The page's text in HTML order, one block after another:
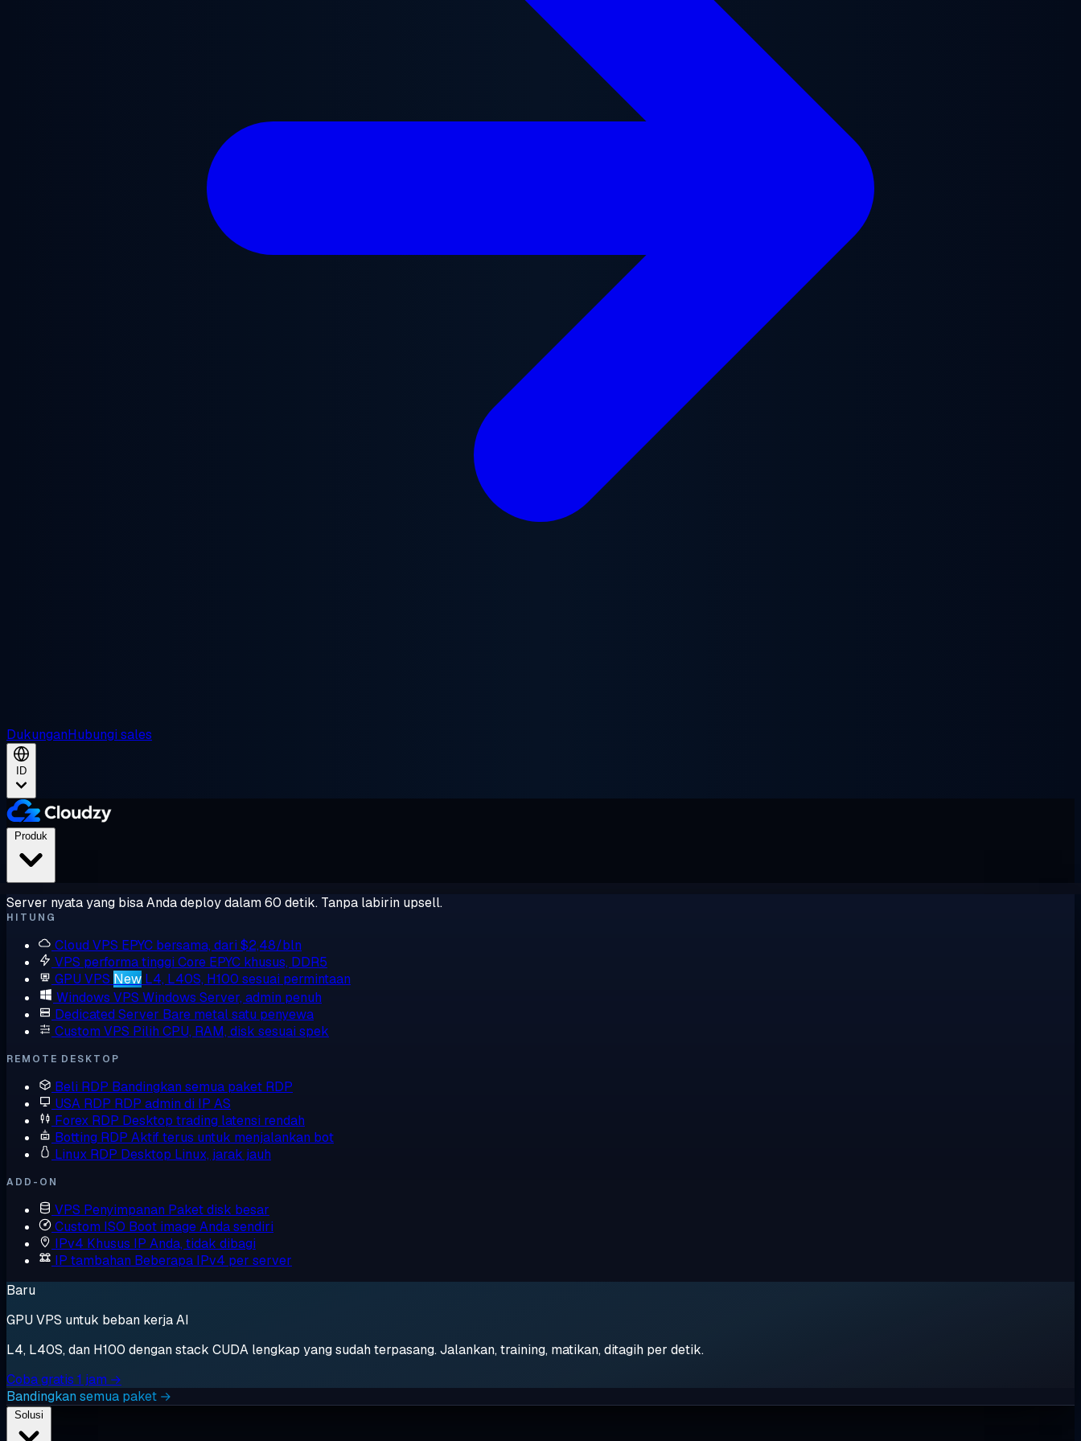
DukunganHubungi sales
ID
Server nyata yang bisa Anda deploy dalam 60 detik. Tanpa labirin upsell.
HITUNG
Cloud VPS EPYC bersama, dari $2,48/bln
VPS performa tinggi Core EPYC khusus, DDR5
GPU VPS New L4, L40S, H100 sesuai permintaan
Windows VPS Windows Server, admin penuh
Dedicated Server Bare metal satu penyewa
Custom VPS Pilih CPU, RAM, disk sesuai spek
REMOTE DESKTOP
Beli RDP Bandingkan semua paket RDP
USA RDP RDP admin di IP AS
Forex RDP Desktop trading latensi rendah
Botting RDP Aktif terus untuk menjalankan bot
Linux RDP Desktop Linux, jarak jauh
ADD-ON
VPS Penyimpanan Paket disk besar
Custom ISO Boot image Anda sendiri
IPv4 Khusus IP Anda, tidak dibagi
IP tambahan Beberapa IPv4 per server
Baru
GPU VPS untuk beban kerja AI
L4, L40S, dan H100 dengan stack CUDA lengkap yang sudah terpasang. Jalankan, training, matikan, ditagih per detik.
Coba gratis 1 jam →
Bandingkan semua paket →